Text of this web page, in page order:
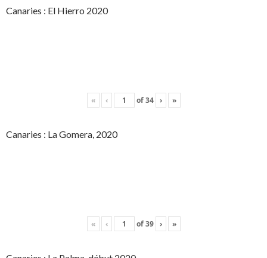
Canaries : El Hierro 2020
« ‹ of34 › »
Canaries : La Gomera, 2020
« ‹ of39 › »